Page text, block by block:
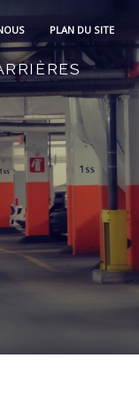
PLAN DU SITE